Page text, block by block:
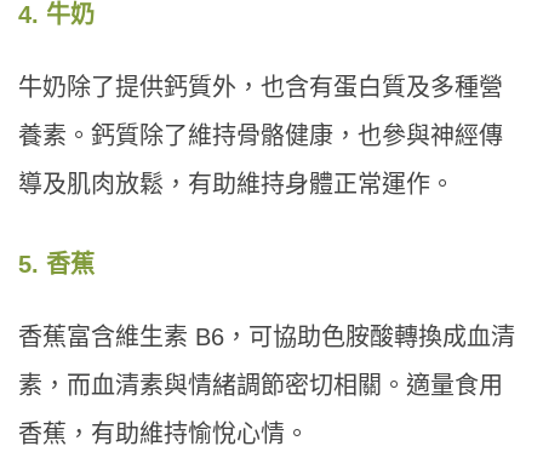
4. 牛奶
牛奶除了提供鈣質外，也含有蛋白質及多種營
養素。鈣質除了維持骨骼健康，也參與神經傳
導及肌肉放鬆，有助維持身體正常運作。
5. 香蕉
香蕉富含維生素 B6，可協助色胺酸轉換成血清
素，而血清素與情緒調節密切相關。適量食用
香蕉，有助維持愉悅心情。